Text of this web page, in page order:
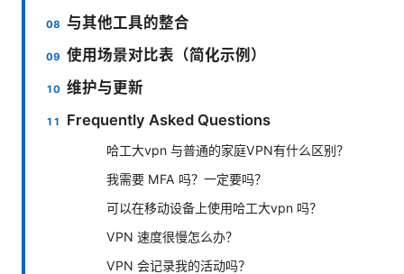
与其他工具的整合
使用场景对比表（简化示例）
维护与更新
Frequently Asked Questions
哈工大vpn 与普通的家庭VPN有什么区别？
我需要 MFA 吗？一定要吗？
可以在移动设备上使用哈工大vpn 吗？
VPN 速度很慢怎么办？
VPN 会记录我的活动吗？